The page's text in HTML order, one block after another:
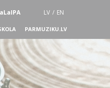
LV / EN
PARMUZIKU.LV